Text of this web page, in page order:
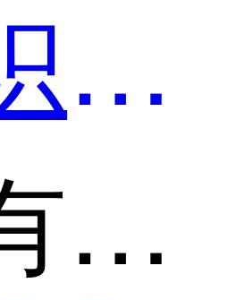
产
榕
共有分类：知识产权